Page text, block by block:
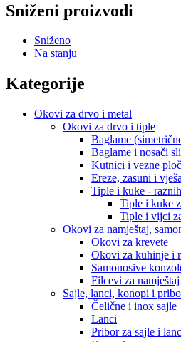
Sniženi proizvodi
Sniženo
Na stanju
Kategorije
Okovi za drvo i metal
Okovi za drvo i tiple
Baglame
Baglame i nosači
Kutnici i vezne
Ereze, zasuni i
Tiple i kuke -
Tiple i kuke
Tiple i vijci
Okovi za namještaj,
Okovi za krevete
Okovi za kuhinje i
Samonosive
Filcevi za namještaj
Sajle, lanci, konopi i
Čelične i inox sajle
Lanci
Pribor za sajle i